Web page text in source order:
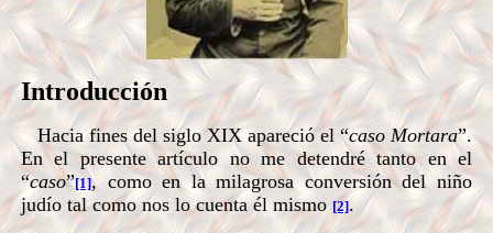
Introducción
Hacia fines del siglo XIX apareció el “caso Mortara”.
En el presente artículo no me detendré tanto en el
“caso”[1], como en la milagrosa conversión del niño
judío tal como nos lo cuenta él mismo [2].